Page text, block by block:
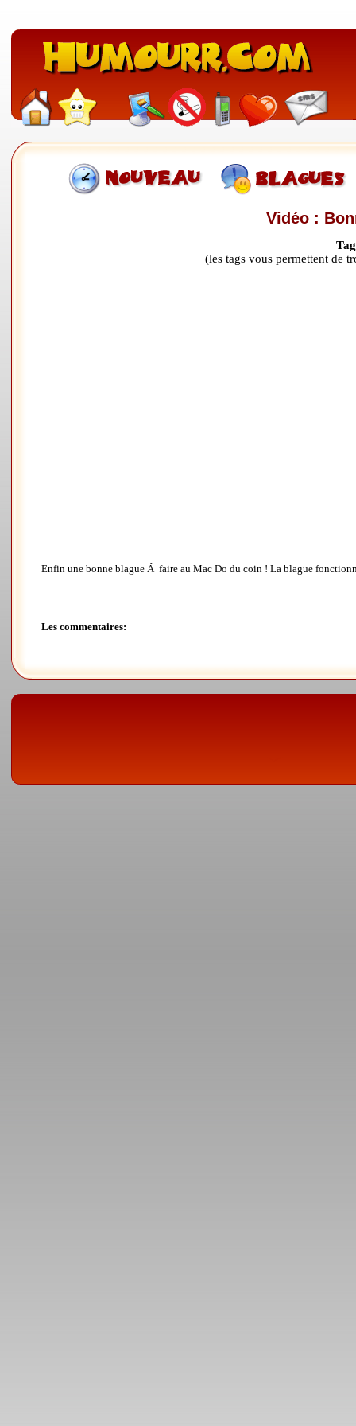
Vidéo :
(les tags vous permettent de
Enfin une bonne blague Ã faire au Mac Do du coin ! La blague
Les commentaires: